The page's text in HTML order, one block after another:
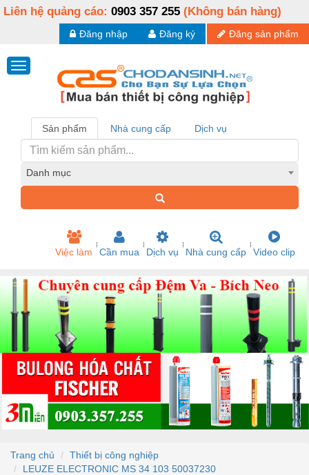
Liên hệ quảng cáo: 0903 357 255 (Không bán hàng)
Đăng sản phẩm
Đăng ký
Đăng nhập
Sản phẩm Nhà cung cấp Dịch vụ
Danh mục
Việc làm Cần mua Dịch vụ Nhà cung cấp Video clip
Trang chủ
Thiết bị công nghiệp
LEUZE ELECTRONIC MS 34 103 50037230